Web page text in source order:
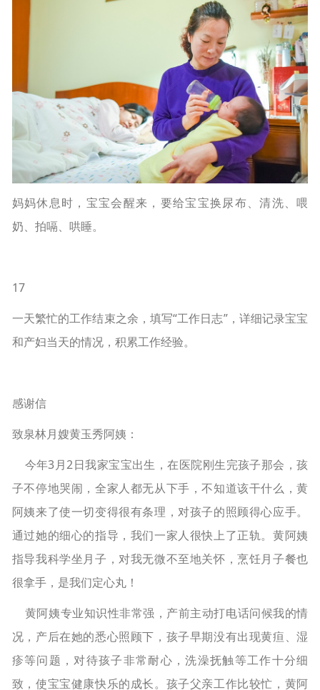
妈妈休息时，宝宝会醒来，要给宝宝换尿布、清洗、喂
奶、拍嗝、哄睡。
17
一天繁忙的工作结束之余，填写“工作日志”，详细记录宝宝
和产妇当天的情况，积累工作经验。
感谢信
致泉林月嫂黄玉秀阿姨：
今年3月2日我家宝宝出生，在医院刚生完孩子那会，孩
子不停地哭闹，全家人都无从下手，不知道该干什么，黄
阿姨来了使一切变得很有条理，对孩子的照顾得心应手。
通过她的细心的指导，我们一家人很快上了正轨。黄阿姨
指导我科学坐月子，对我无微不至地关怀，烹饪月子餐也
很拿手，是我们定心丸！
黄阿姨专业知识性非常强，产前主动打电话问候我的情
况，产后在她的悉心照顾下，孩子早期没有出现黄疸、湿
疹等问题，对待孩子非常耐心，洗澡抚触等工作十分细
致，使宝宝健康快乐的成长。孩子父亲工作比较忙，黄阿